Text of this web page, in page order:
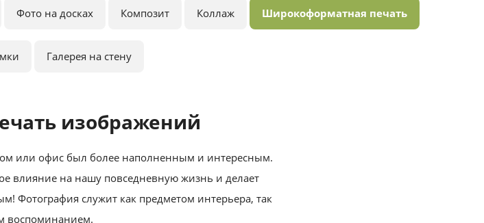
Фото на досках Композит Коллаж Широкоформатная печать
Галерея на стену
изображений
или офис был более наполненным и интересным.
влияние на нашу повседневную жизнь и делает
Фотография служит как предметом интерьера, так
воспоминанием.